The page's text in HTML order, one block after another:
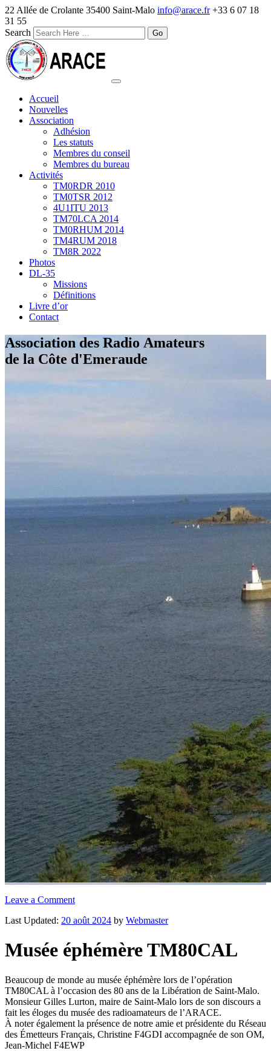
22 Allée de Crolante 35400 Saint-Malo info@arace.fr +33 6 07 18
31 55
Search
Accueil
Nouvelles
Association
Adhésion
Les statuts
Membres du conseil
Membres du bureau
Activités
TM0RDR 2010
TM0TSR 2012
4U1ITU 2013
TM70LCA 2014
TM0RHUM 2014
TM4RUM 2018
TM8R 2022
Photos
DL-35
Missions
Définitions
Livre d’or
Contact
Association des Radio Amateurs
de la Côte d'Emeraude
Leave a Comment
Last Updated: 20 août 2024 by Webmaster
Musée éphémère TM80CAL
Beaucoup de monde au musée éphémère lors de l’opération
TM80CAL à l’occasion des 80 ans de la Libération de Saint-Malo.
Monsieur Gilles Lurton, maire de Saint-Malo lors de son discours a
fait les éloges du musée des radioamateurs de l’ARACE.
À noter également la présence de notre amie et présidente du Réseau
des Émetteurs Français, Christine F4GDI accompagnée de son OM,
Jean-Michel F4EWP